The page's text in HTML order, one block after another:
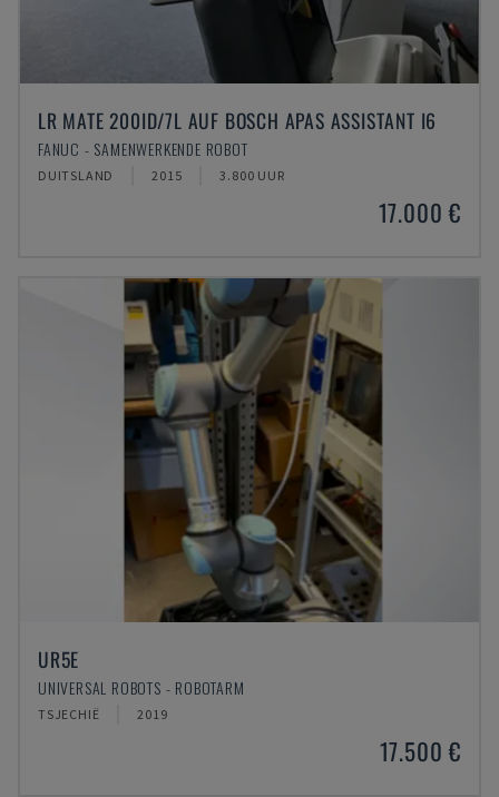
LR MATE 200ID/7L AUF BOSCH APAS ASSISTANT I6
FANUC - SAMENWERKENDE ROBOT
DUITSLAND 2015 3.800 UUR
17.000 €
UR5E
UNIVERSAL ROBOTS - ROBOTARM
TSJECHIË 2019
17.500 €